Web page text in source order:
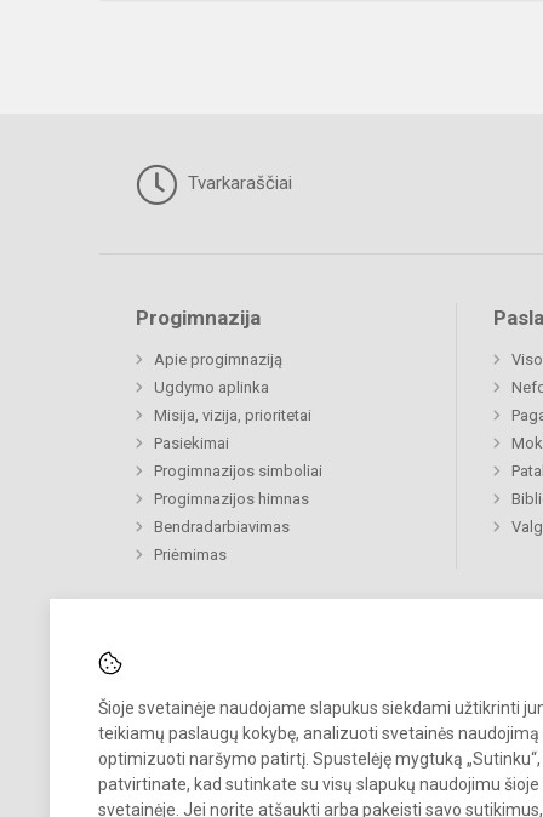
Šioje svetainėje naudojame slapukus siekdami užtikrinti
teikiamų paslaugų kokybę, analizuoti svetainės naudojimą
optimizuoti naršymo patirtį. Spustelėję mygtuką „Sutinku“,
patvirtinate, kad sutinkate su visų slapukų naudojimu šioje
svetainėje. Jei norite atšaukti arba pakeisti savo
Tvarkaraščiai
Progimnazija
Apie progimnaziją
Ugdymo aplinka
Misija, vizija, prioritetai
Pasiekimai
Progimnazijos simboliai
Progimnazijos himnas
Bendradarbiavimas
Priėmimas
Pastebėjote klaidų?
Turite pasiūlymų?